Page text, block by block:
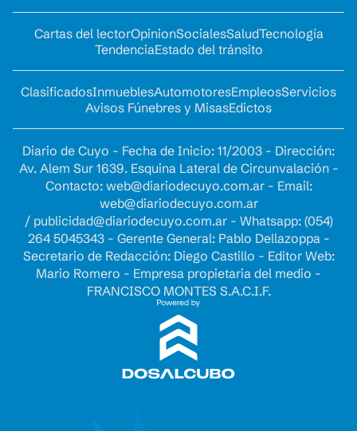
Cartas del lectorOpinionSocialesSaludTecnología
TendenciaEstado del tránsito
ClasificadosInmueblesAutomotoresEmpleosServicios
Avisos Fúnebres y MisasEdictos
Diario de Cuyo - Fecha de Inicio: 11/2003 - Dirección:
Av. Alem Sur 1639. Esquina Lateral de Circunvalación -
Contacto: web@diariodecuyo.com.ar- Email:
web@diariodecuyo.com.ar
/ publicidad@diariodecuyo.com.ar- Whatsapp: (054)
264 5045343 - Gerente General: Pablo Dellazoppa -
Secretario de Redacción: Diego Castillo - Editor Web:
Mario Romero - Empresa propietaria del medio -
FRANCISCO MONTES S.A.C.I.F.